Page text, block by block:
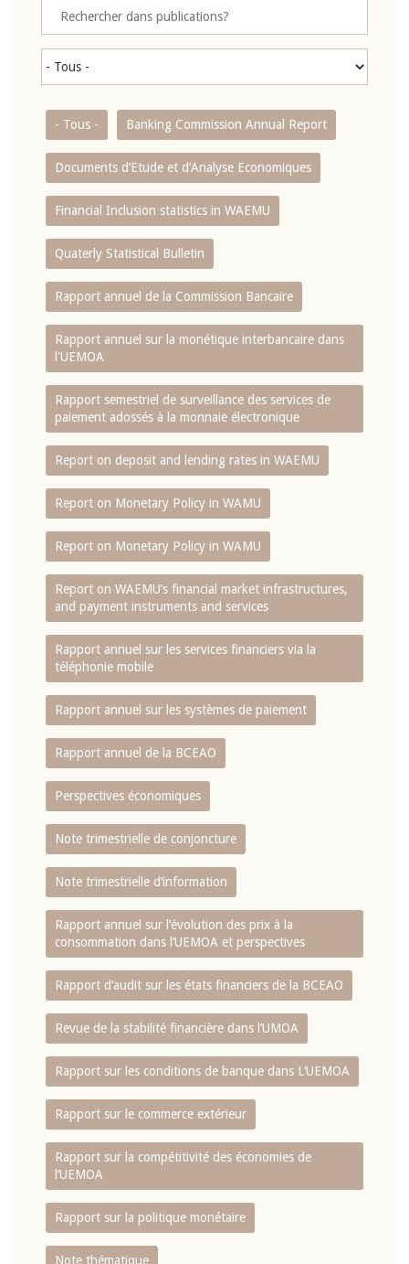
- Tous - Banking Commission Annual Report
Documents d’Etude et d’Analyse Economiques
Financial Inclusion statistics in WAEMU
Quaterly Statistical Bulletin
Rapport annuel de la Commission Bancaire
Rapport annuel sur la monétique interbancaire dans
l'UEMOA
Rapport semestriel de surveillance des services de
paiement adossés à la monnaie électronique
Report on deposit and lending rates in WAEMU
Report on Monetary Policy in WAMU
Report on Monetary Policy in WAMU
Report on WAEMU’s financial market infrastructures,
and payment instruments and services
Rapport annuel sur les services financiers via la
téléphonie mobile
Rapport annuel sur les systèmes de paiement
Rapport annuel de la BCEAO
Perspectives économiques
Note trimestrielle de conjoncture
Note trimestrielle d‘information
Rapport annuel sur l‘évolution des prix à la
consommation dans l‘UEMOA et perspectives
Rapport d‘audit sur les états financiers de la BCEAO
Revue de la stabilité financière dans l‘UMOA
Rapport sur les conditions de banque dans L‘UEMOA
Rapport sur le commerce extérieur
Rapport sur la compétitivité des économies de
l‘UEMOA
Rapport sur la politique monétaire
Note thématique